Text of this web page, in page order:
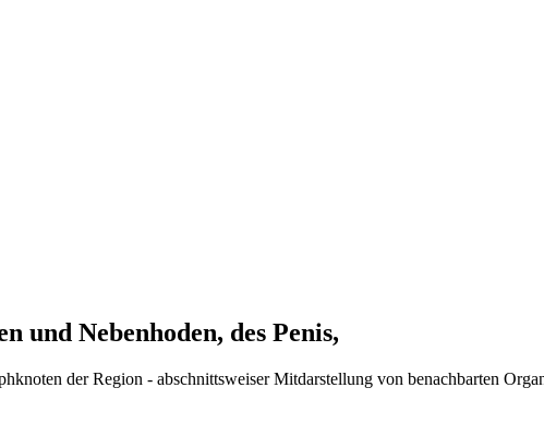
und Nebenhoden, des Penis,
der Region - abschnittsweiser Mitdarstellung von benachbarten